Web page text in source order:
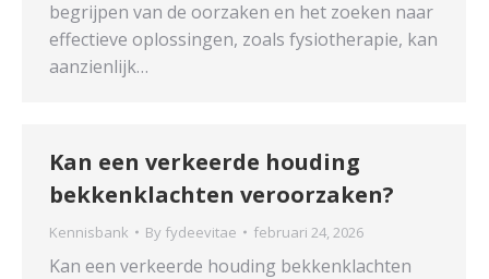
begrijpen van de oorzaken en het zoeken naar
effectieve oplossingen, zoals fysiotherapie, kan
aanzienlijk…
Kan een verkeerde houding
bekkenklachten veroorzaken?
Kennisbank By fydeevitae februari 24, 2026
Kan een verkeerde houding bekkenklachten